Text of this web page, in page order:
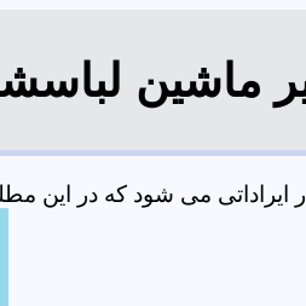
ماشین
می شود که در این